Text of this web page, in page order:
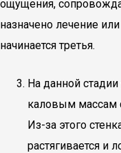
ощущения,
назначено лечение
начинается третья.
На данной
каловым массам
Из-за этого
растягивается и